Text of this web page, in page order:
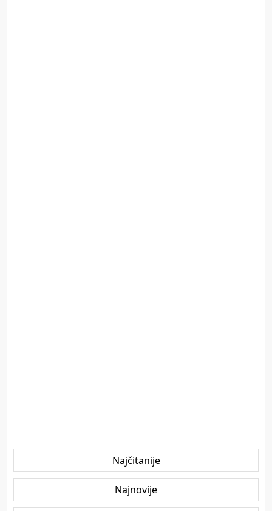
Najčitanije
Najnovije